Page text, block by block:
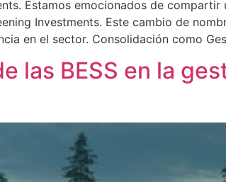
Estamos emocionados de
Investments. Este cambio de
en el sector. Consolidación como
las BESS en la